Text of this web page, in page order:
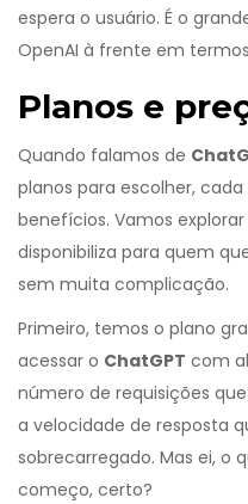
espera o usuário. É o
OpenAI à frente em
Planos e
Quando falamos de
planos para escolher,
benefícios. Vamos
disponibiliza para quem
sem muita complicação.
Primeiro, temos o plano
acessar o ChatGPT com
número de requisições
a velocidade de resposta
sobrecarregado. Mas ei, o
começo, certo?